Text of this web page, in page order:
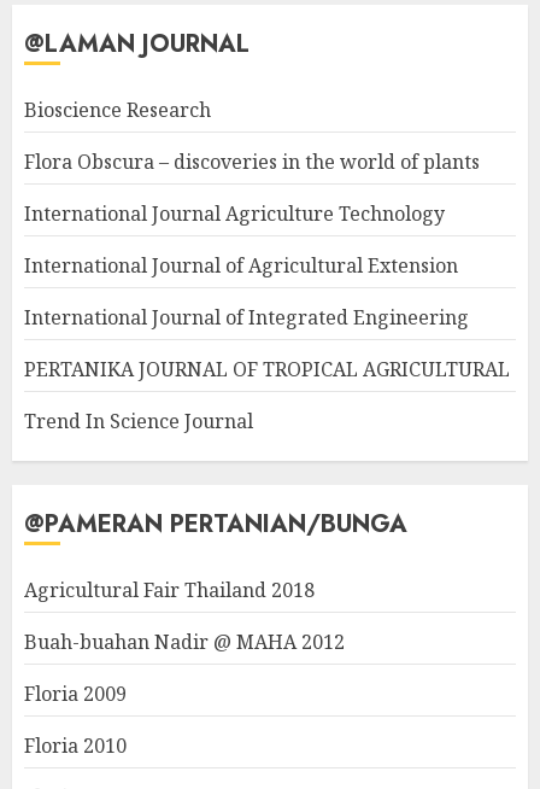
@LAMAN JOURNAL
Bioscience Research
Flora Obscura – discoveries in the world of plants
International Journal Agriculture Technology
International Journal of Agricultural Extension
International Journal of Integrated Engineering
PERTANIKA JOURNAL OF TROPICAL AGRICULTURAL
Trend In Science Journal
@PAMERAN PERTANIAN/BUNGA
Agricultural Fair Thailand 2018
Buah-buahan Nadir @ MAHA 2012
Floria 2009
Floria 2010